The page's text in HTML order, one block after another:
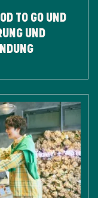
TO GO UND
UND